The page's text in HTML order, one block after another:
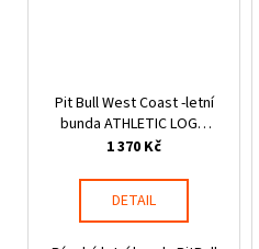
Pit Bull West Coast -letní
bunda ATHLETIC LOGO
černá
1 370 Kč
DETAIL